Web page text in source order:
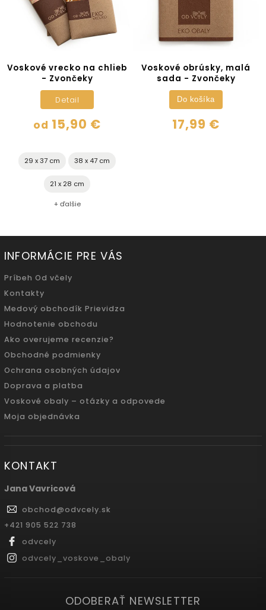
Voskové vrecko na chlieb
- Zvončeky
od 15,90 €
Detail
29 x 37 cm 38 x 47 cm
21 x 28 cm
+ ďalšie
Voskové obrúsky, malá
sada - Zvončeky
17,99 €
Do košíka
INFORMÁCIE PRE VÁS
Príbeh Od včely
Kontakty
Medový obchodík Prievidza
Hodnotenie obchodu
Ako overujeme recenzie?
Obchodné podmienky
Ochrana osobných údajov
Doprava a platba
Voskové obaly – otázky a odpovede
Moja objednávka
KONTAKT
Jana Vavricová
obchod@odvcely.sk
+421 905 522 738
odvcely
odvcely_voskove_obaly
ODOBERAŤ NEWSLETTER